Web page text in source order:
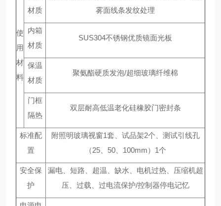
使
用
材
料
材质
雾面线条发纹处理
内箱
材质
SUS304不锈钢优质镜面光板
保温
材质
聚氨酯硬质发泡/超细玻璃纤维棉
门框
隔热
双层耐高低温老化硅橡胶门密封条
标准配
置
附照明玻璃视窗1套、试品架2个、测试引线孔
（25、50、100mm）1个
安全保
护
漏电、短路、超温、缺水、电机过热、压缩机超
压、过载、过电流保护/控制器停电记忆